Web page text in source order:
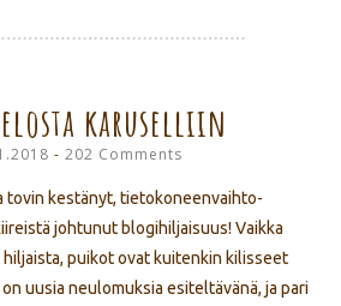
karuselliin
202 Comments
tovin kestänyt, tietokoneenvaihto-
johtunut blogihiljaisuus! Vaikka
puikot ovat kuitenkin kilisseet
uusia neulomuksia esiteltävänä, ja pari